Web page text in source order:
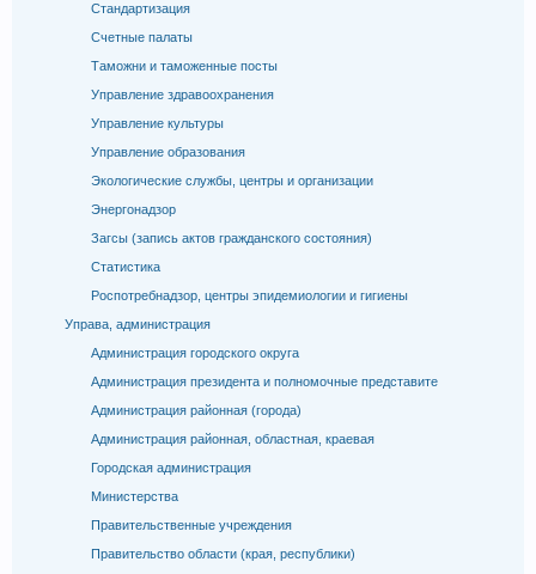
Стандартизация
Счетные палаты
Таможни и таможенные посты
Управление здравоохранения
Управление культуры
Управление образования
Экологические службы, центры и организации
Энергонадзор
Загсы (запись актов гражданского состояния)
Статистика
Роспотребнадзор, центры эпидемиологии и гигиены
Управа, администрация
Администрация городского округа
Администрация президента и полномочные представите
Администрация районная (города)
Администрация районная, областная, краевая
Городская администрация
Министерства
Правительственные учреждения
Правительство области (края, республики)